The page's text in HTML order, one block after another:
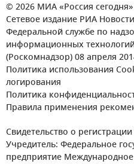
© 2026 МИА «Россия сегодня»
Сетевое издание РИА
Федеральной службе по
информационных
(Роскомнадзор) 08 апреля
Политика использования
логирования
Политика
Правила применения
Свидетельство о
Учредитель: Федеральное
предприятие